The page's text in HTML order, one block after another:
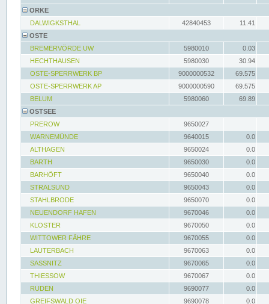
ORKE
DALWIGKSTHAL
42840453
11.41
OSTE
BREMERVÖRDE UW
5980010
0.03
HECHTHAUSEN
5980030
30.94
OSTE-SPERRWERK BP
9000000532
69.575
OSTE-SPERRWERK AP
9000000590
69.575
BELUM
5980060
69.89
OSTSEE
PREROW
9650027
WARNEMÜNDE
9640015
0.0
ALTHAGEN
9650024
0.0
BARTH
9650030
0.0
BARHÖFT
9650040
0.0
STRALSUND
9650043
0.0
STAHLBRODE
9650070
0.0
NEUENDORF HAFEN
9670046
0.0
KLOSTER
9670050
0.0
WITTOWER FÄHRE
9670055
0.0
LAUTERBACH
9670063
0.0
SASSNITZ
9670065
0.0
THIESSOW
9670067
0.0
RUDEN
9690077
0.0
GREIFSWALD OIE
9690078
0.0